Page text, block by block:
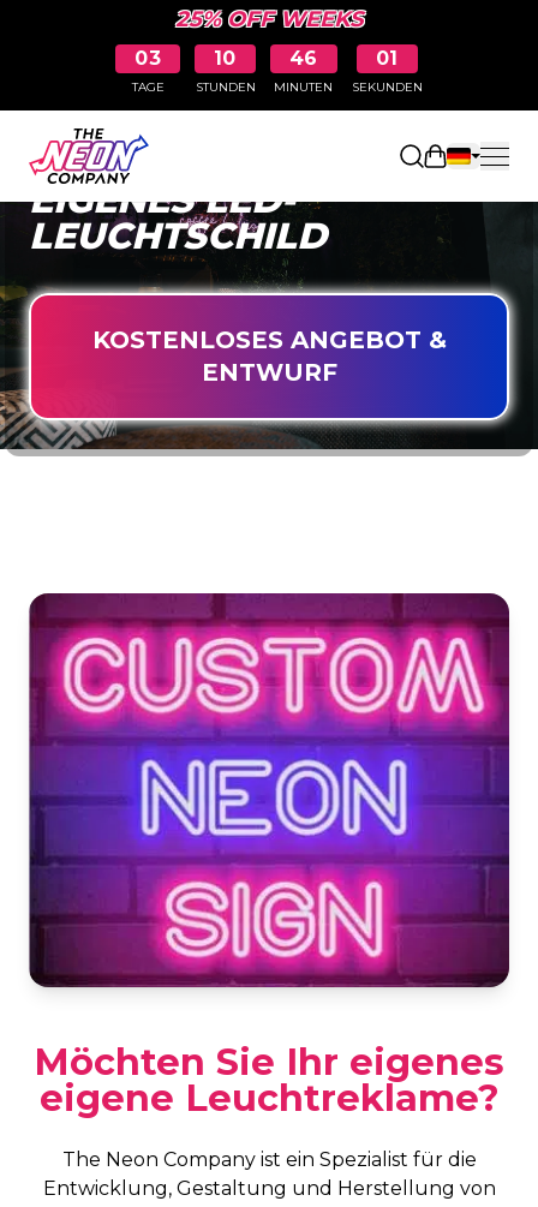
25% OFF WEEKS
03
TAGE
10
STUNDEN
45
MINUTEN
59
SEKUNDEN
GESTALTEN SIE IHR
EIGENES LED-
LEUCHTSCHILD
KOSTENLOSES ANGEBOT &
ENTWURF
Möchten Sie Ihr eigenes
eigene Leuchtreklame?
The Neon Company ist ein Spezialist für die
Entwicklung, Gestaltung und Herstellung von